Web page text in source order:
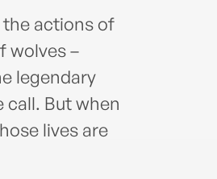
the actions of
wolves –
legendary
call. But when
lives are